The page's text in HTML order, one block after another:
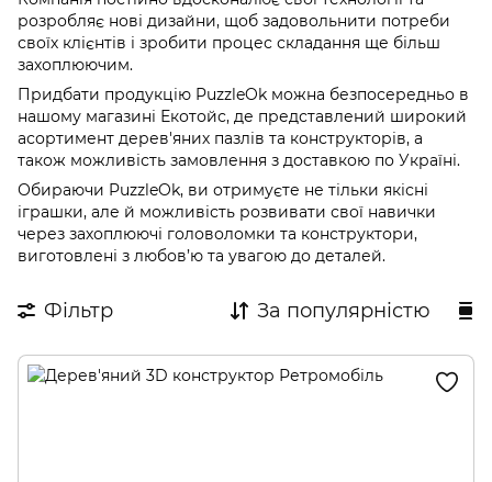
розробляє нові дизайни, щоб задовольнити потреби
своїх клієнтів і зробити процес складання ще більш
захоплюючим.
Придбати продукцію PuzzleOk можна безпосередньо в
нашому магазині Екотойс, де представлений широкий
асортимент дерев'яних пазлів та конструкторів, а
також можливість замовлення з доставкою по Україні.
Обираючи PuzzleOk, ви отримуєте не тільки якісні
іграшки, але й можливість розвивати свої навички
через захоплюючі головоломки та конструктори,
виготовлені з любов’ю та увагою до деталей.
Фільтр За популярністю